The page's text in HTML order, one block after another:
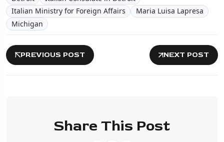
Italian Ministry for Foreign Affairs
Maria Luisa Lapresa
Michigan
PREVIOUS POST NEXT POST
Share This Post